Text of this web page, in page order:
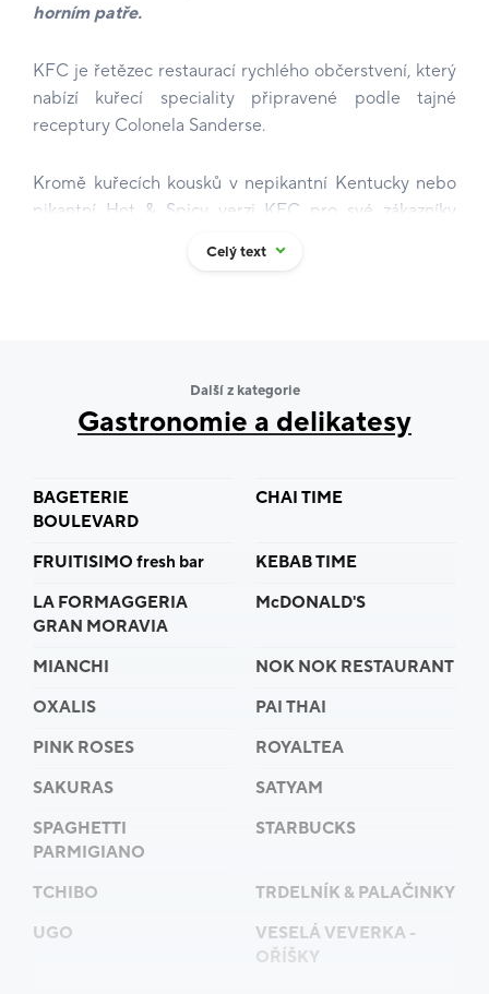
horním patře.
KFC je řetězec restaurací rychlého občerstvení, který
nabízí kuřecí speciality připravené podle tajné
receptury Colonela Sanderse.
Kromě kuřecích kousků v nepikantní Kentucky nebo
pikantní Hot & Spicy verzi KFC pro své zákazníky
společnost dosahuje nejvyšší kvality nabízeného jídla.
Celý text
Další z kategorie
Gastronomie a delikatesy
BAGETERIE
BOULEVARD
CHAI TIME
FRUITISIMO fresh bar
KEBAB TIME
LA FORMAGGERIA
GRAN MORAVIA
McDONALD'S
MIANCHI
NOK NOK RESTAURANT
OXALIS
PAI THAI
PINK ROSES
ROYALTEA
SAKURAS
SATYAM
SPAGHETTI
PARMIGIANO
STARBUCKS
TCHIBO
TRDELNÍK & PALAČINKY
UGO
VESELÁ VEVERKA -
OŘÍŠKY